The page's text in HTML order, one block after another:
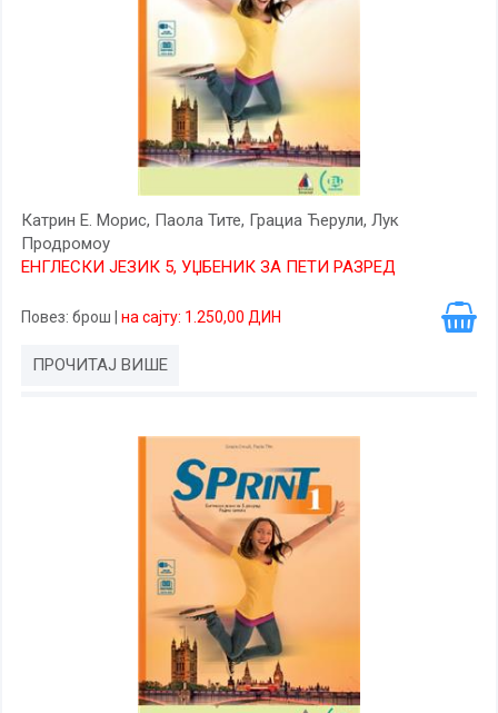
Катрин Е. Морис, Паола Тите, Грациа Ћерули, Лук
Продромоу
ЕНГЛЕСКИ ЈЕЗИК 5, УЏБЕНИК ЗА ПЕТИ РАЗРЕД
Повез: брош на сајту: 1.250,00 ДИН
ПРОЧИТАЈ ВИШЕ